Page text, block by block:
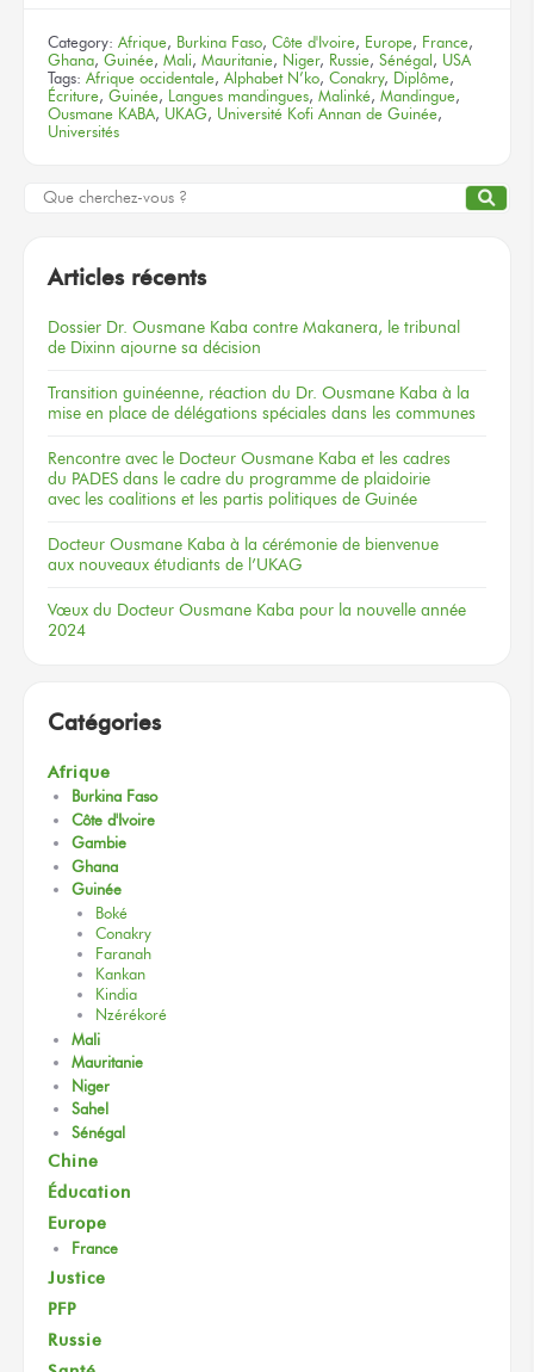
Category: Afrique, Burkina Faso, Côte d'Ivoire, Europe, France,
Ghana, Guinée, Mali, Mauritanie, Niger, Russie, Sénégal , USA
Tags: Afrique occidentale, Alphabet N’ko, Conakry, Diplôme,
Écriture, Guinée, Langues mandingues, Malinké, Mandingue,
Ousmane KABA, UKAG, Université Kofi Annan de Guinée,
Universités
Articles récents
Dossier Dr. Ousmane Kaba contre Makanera, le tribunal
de Dixinn ajourne sa décision
Transition guinéenne, réaction du Dr. Ousmane Kaba à la
mise en place de délégations spéciales dans les communes
Rencontre avec le Docteur Ousmane Kaba et les cadres
du PADES dans le cadre du programme de plaidoirie
avec les coalitions et les partis politiques de Guinée
Docteur Ousmane Kaba à la cérémonie de bienvenue
aux nouveaux étudiants de l’UKAG
Vœux du Docteur Ousmane Kaba pour la nouvelle année
2024
Catégories
Afrique
Burkina Faso
Côte d'Ivoire
Gambie
Ghana
Guinée
Boké
Conakry
Faranah
Kankan
Kindia
Nzérékoré
Mali
Mauritanie
Niger
Sahel
Sénégal
Chine
Éducation
Europe
France
Justice
PFP
Russie